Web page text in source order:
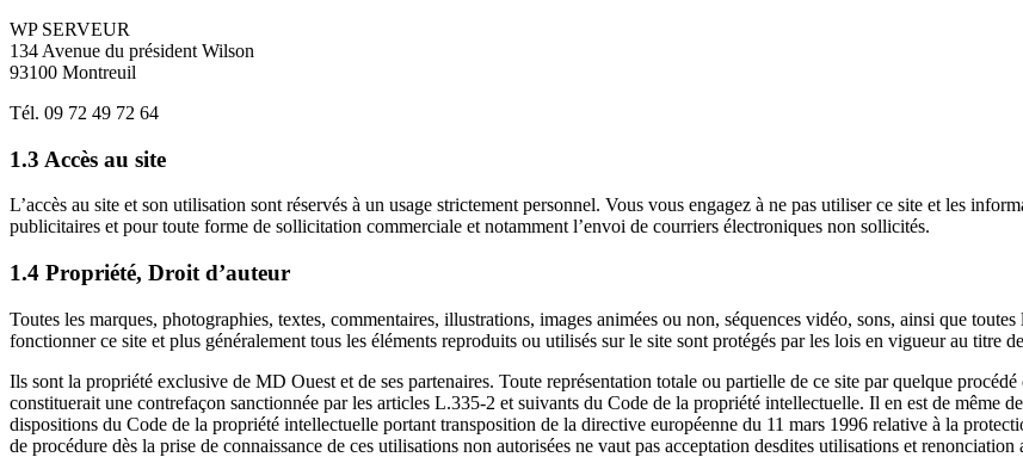
WP SERVEUR
134 Avenue du président Wilson
93100 Montreuil
Tél. 09 72 49 72 64
1.3 Accès au site
L’accès au site et son utilisation sont réservés à un usage strictement personnel. Vous vous engagez à ne pas utiliser ce site et les
publicitaires et pour toute forme de sollicitation commerciale et notamment l’envoi de courriers électroniques non sollicités.
1.4 Propriété, Droit d’auteur
Toutes les marques, photographies, textes, commentaires, illustrations, images animées ou non, séquences vidéo, sons, ainsi que
fonctionner ce site et plus généralement tous les éléments reproduits ou utilisés sur le site sont protégés par les lois en vigueur au titre
Ils sont la propriété exclusive de MD Ouest et de ses partenaires. Toute représentation totale ou partielle de ce site par quelque
constituerait une contrefaçon sanctionnée par les articles L.335-2 et suivants du Code de la propriété intellectuelle. Il en est de même
dispositions du Code de la propriété intellectuelle portant transposition de la directive européenne du 11 mars 1996 relative à la
de procédure dès la prise de connaissance de ces utilisations non autorisées ne vaut pas acceptation desdites utilisations et renonciation